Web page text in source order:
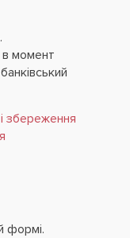
момент
збереження
формі.